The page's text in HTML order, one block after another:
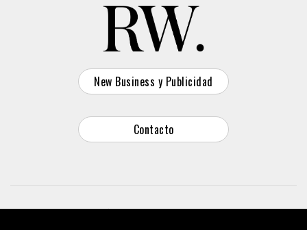
New Business y Publicidad
Contacto
© 2026 Reason Why